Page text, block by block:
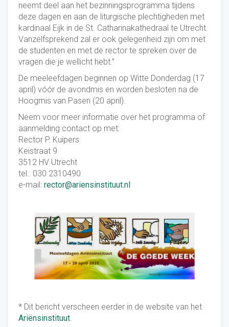
neemt deel aan het bezinningsprogramma tijdens
deze dagen en aan de liturgische plechtigheden met
kardinaal Eijk in de St. Catharinakathedraal te Utrecht.
Vanzelfsprekend zal er ook gelegenheid zijn om met
de studenten en met de rector te spreken over de
vragen die je wellicht hebt.”
De meeleefdagen beginnen op Witte Donderdag (17
april) vóór de avondmis en worden besloten na de
Hoogmis van Pasen (20 april).
Neem voor meer informatie over het programma of
aanmelding contact op met:
Rector P. Kuipers
Keistraat 9
3512 HV Utrecht
tel.: 030 2310490
e-mail: rector@ariensinstituut.nl
* Dit bericht verscheen eerder in de website van het
Ariënsinstituut.